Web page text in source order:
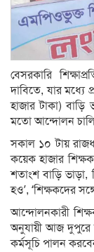
বেসরকারি
দাবিতে, যার
হাজার টাকা)
মতো আন্দোলন
সকাল ১০ টায়
কয়েক হাজার
শতাংশ বাড়ি
হও’, ‘শিক্ষকদের
আন্দোলনকারী
অনুযায়ী আজ দুপুরে
কর্মসূচি পালন